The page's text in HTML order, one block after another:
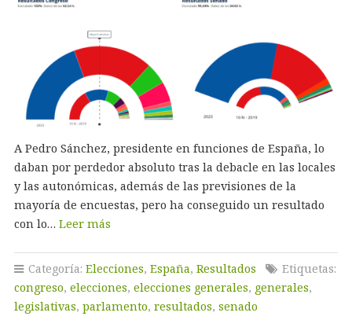
A Pedro Sánchez, presidente en funciones de España, lo
daban por perdedor absoluto tras la debacle en las locales
y las autonómicas, además de las previsiones de la
mayoría de encuestas, pero ha conseguido un resultado
con lo… Leer más
Categoría: Elecciones, España, Resultados
Etiquetas:
congreso, elecciones, elecciones generales, generales,
legislativas, parlamento, resultados, senado